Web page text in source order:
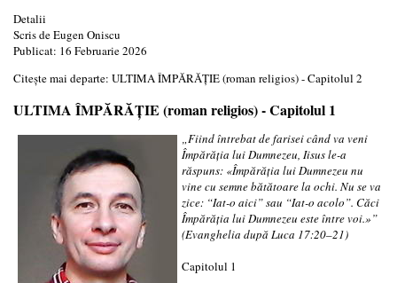
Detalii
Scris deEugen Oniscu
Publicat: 16 Februarie 2026
Citește mai departe: ULTIMA ÎMPĂRĂȚIE (roman religios) - Capitolul 2
ULTIMA ÎMPĂRĂȚIE (roman religios) - Capitolul 1
„Fiind întrebat de farisei când va veni
Împărăția lui Dumnezeu, Iisus le-a
răspuns: «Împărăția lui Dumnezeu nu
vine cu semne bătătoare la ochi. Nu se va
zice: “Iat-o aici” sau “Iat-o acolo”. Căci
Împărăția lui Dumnezeu este între voi.»”
(Evanghelia după Luca 17:20–21)
Capitolul 1